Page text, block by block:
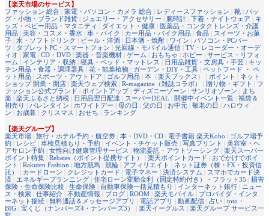
【楽天市場のサービス】
ファッション 総合 | 家電・パソコン・カメラ 総合 | レディースファッション | 靴 | バッ
グ・小物・ブランド雑貨 | ジュエリー・アクセサリー | 腕時計 | 下着・ナイトウェア | キ
ッズ・ベビー用品・マタニティ | ダイエット・健康 | 医薬品・コンタクトレンズ・介護
用品 | 美容・コスメ・香水 | 車・バイク | カー用品・バイク用品 | 食品 | スイーツ・お菓
子 | 水・ソフトドリンク | ビール・洋酒 | 日本酒・焼酎 | ワイン | パソコン・PCパー
ツ | タブレットPC・スマートフォン | 光回線・モバイル通信 | TV・レコーダー・オーデ
ィオ | 家電 | CD・DVD | 楽器・音楽機材 | ゲーム | おもちゃ | ホビー | サービス・リフォ
ーム | インテリア・収納 | 寝具・ベッド・マットレス | 日用品雑貨・文房具・手芸 | キッ
チン用品・食器・調理器具 | 花・観葉植物 | ガーデン・DIY・工具 | ペットフード ・ ペ
ット用品 | スポーツ・アウトドア | ゴルフ用品 | 本 （楽天ブックス ） | ポイント | ネット
ショップ 開業・開店 | 楽天ウェブ検索 | R-magazine（雑誌コラボ） | 贈り物・ギフト | フ
ァッション公式ブランド | ポイントアップ| ディズニーゾーン | サンリオゾーン | まち
楽 | 楽天ふるさと納税 | 日用品翌日配達 | スーパーDEAL | 開催中イベント一覧 | 福袋＆
初売り | バレンタイン | ホワイトデー | 母の日 | 父の日 | お中元 | 敬老の日 | ハロウィ
ン | お歳暮 | クリスマス | おせち | ランキング
【楽天グループ】
楽天市場 | 旅行・ホテル予約・航空券 | 本・DVD・CD | 電子書籍 楽天Kobo | ゴルフ場予
約 | レシピ | 車検見積もり・予約 | イベント・チケット販売 | 写真プリント | 美容室・ヘ
アサロン予約 | 女性向け健康管理サービス | 物流委託・アウトソーシング | 楽天スーパー
ポイント特集 | Rebates（ポイント提携サイト） | 楽天ポイントカード | おでかけでポイ
ント | Rakuten Fashion | 地方競馬 | 競輪 | アフィリエイト | ネット証券（株・FX・投資信
託）
| カードローン | クレジットカード | 電子マネー | 決済システム | スマホでカード決
済 | エネルギープランニング | 住宅ローン変動金利（固定特約付き）・フラット35 | 損害
保険・生命保険比較 | 生命保険 | 自動車保険一括見積もり | インターネット銀行 | ニュー
ス・検索 | 仕事紹介 | 不動産情報 | ブログ | ROOM | 楽天モバイル | プロバイダ・インタ
ーネット接続 | 無料通話＆メッセージアプリ | 電話アプリ | 動画配信 | 占い | toto・
BIG | 宝くじ（ナンバーズ4・ナンバーズ3） | 楽天イーグルス | 楽天グループ サービス一